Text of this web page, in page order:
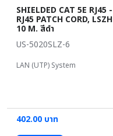
SHIELDED CAT 5E RJ45 -
RJ45 PATCH CORD, LSZH
10 M. สีดำ
US-5020SLZ-6
LAN (UTP) System
402.00 บาท